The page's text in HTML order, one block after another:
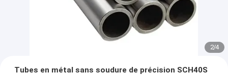
2/4
Tubes en métal sans soudure de précision SCH40S